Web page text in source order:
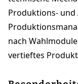
Produktions-
nach
vertieftes